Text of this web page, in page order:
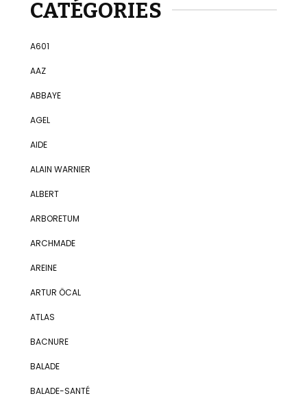
CATÉGORIES
A601
AAZ
ABBAYE
AGEL
AIDE
ALAIN WARNIER
ALBERT
ARBORETUM
ARCHMADE
AREINE
ARTUR ÖCAL
ATLAS
BACNURE
BALADE
BALADE-SANTÉ